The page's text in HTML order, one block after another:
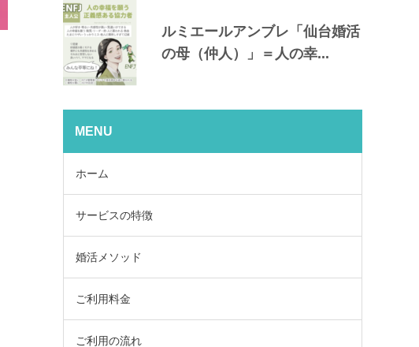
ルミエールアンブレ「仙台婚活
の母（仲人）」＝人の幸...
MENU
ホーム
サービスの特徴
婚活メソッド
ご利用料金
ご利用の流れ